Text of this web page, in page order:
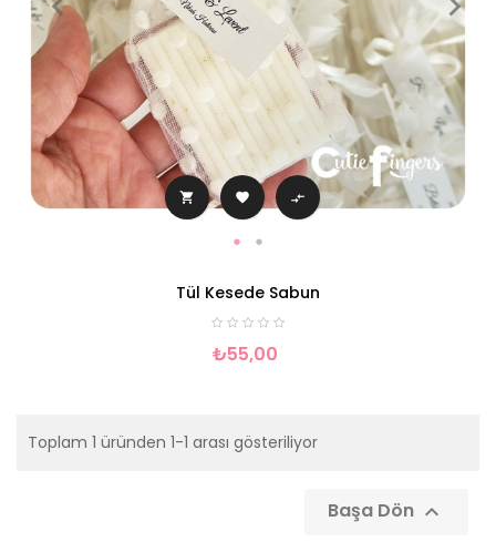
  
Tül Kesede Sabun
₺55,00
Toplam 1 üründen 1-1 arası gösteriliyor
Başa Dön 